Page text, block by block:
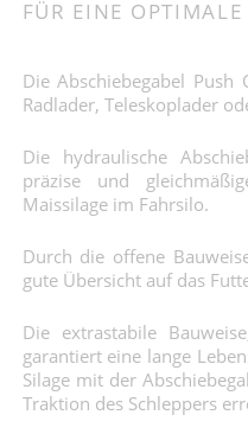
FÜR EINE
Die Abschiebegabel
Radlader, Teleskoplader
Die hydraulische
präzise und
Maissilage im Fahrsilo.
Durch die offene
gute Übersicht auf das
Die extrastabile
garantiert eine lange
Silage mit der
Traktion des Schleppers